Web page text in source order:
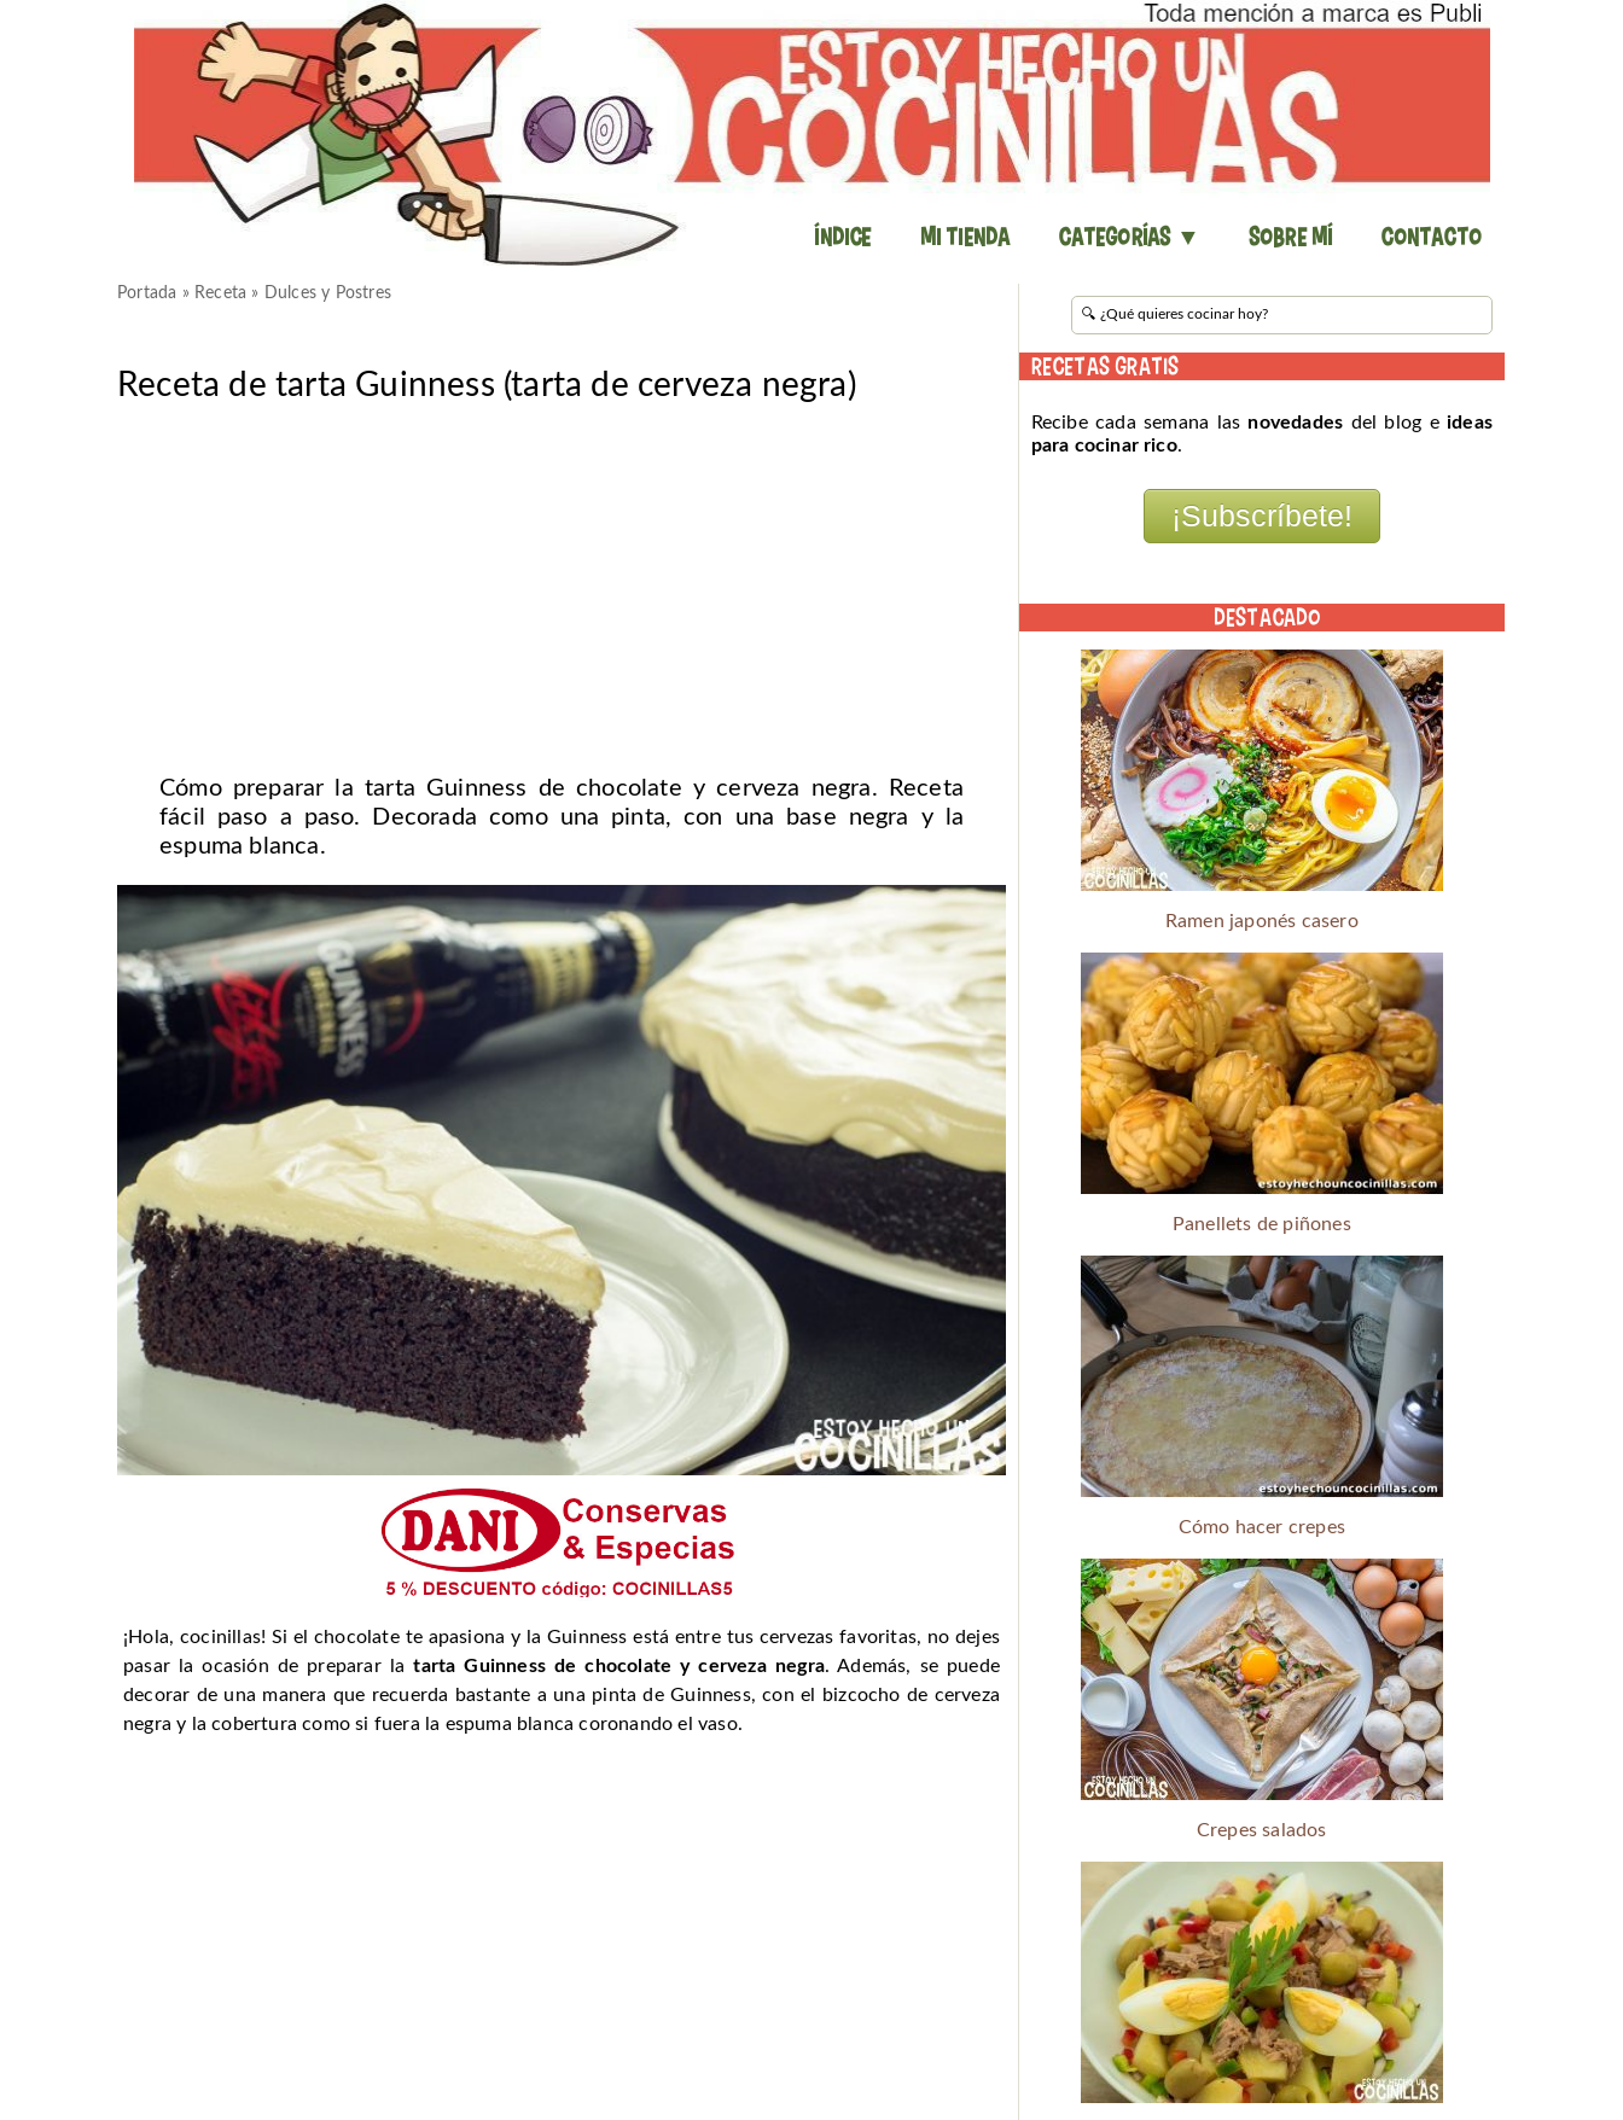
Índice Mi Tienda Categorías ▼ Sobre mí Contacto
Portada » Receta » Dulces y Postres
Receta de tarta Guinness (tarta de cerveza negra)
Cómo preparar la tarta Guinness de chocolate y cerveza negra. Receta
fácil paso a paso. Decorada como una pinta, con una base negra y la
espuma blanca.
¡Hola, cocinillas! Si el chocolate te apasiona y la Guinness está entre tus cervezas favoritas, no dejes
pasar la ocasión de preparar latarta Guinness de chocolate y cerveza negra. Además, se puede
decorar de una manera que recuerda bastante a una pinta de Guinness, con el bizcocho de cerveza
negra y la cobertura como si fuera la espuma blanca coronando el vaso.
RECETAS GRATIS
Recibe cada semana las novedades del blog e ideas
para cocinar rico.
DESTACADO
Ramen japonés casero
Panellets de piñones
Cómo hacer crepes
Crepes salados